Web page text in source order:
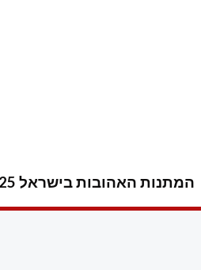
המתנות האהובות בישראל 2025 -2026